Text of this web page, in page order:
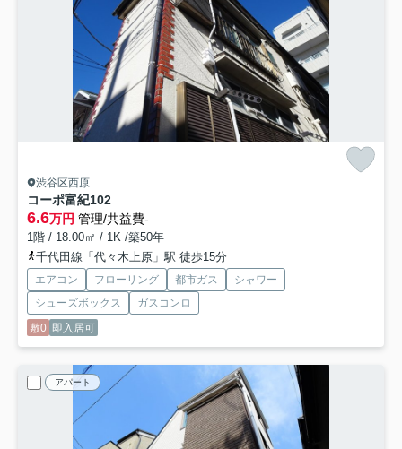
渋谷区西原
コーポ富紀102
6.6万円 管理/共益費-
1階 / 18.00㎡ / 1K /築50年
千代田線「代々木上原」駅 徒歩15分
エアコン フローリング 都市ガス
シャワー
シューズボックス
ガスコンロ
敷0 即入居可
アパート